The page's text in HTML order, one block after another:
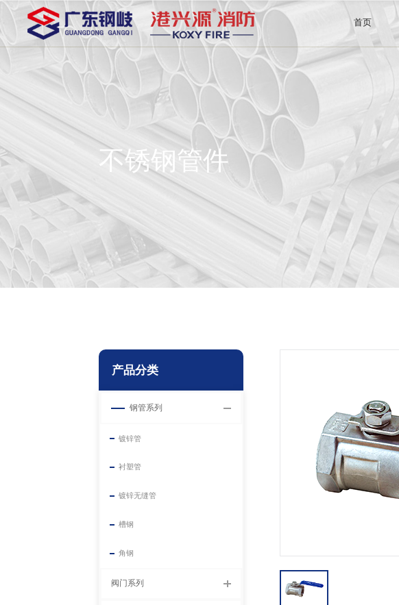
首页
不锈钢管件
产品分类
钢管系列
镀锌管
衬塑管
镀锌无缝管
槽钢
角钢
阀门系列